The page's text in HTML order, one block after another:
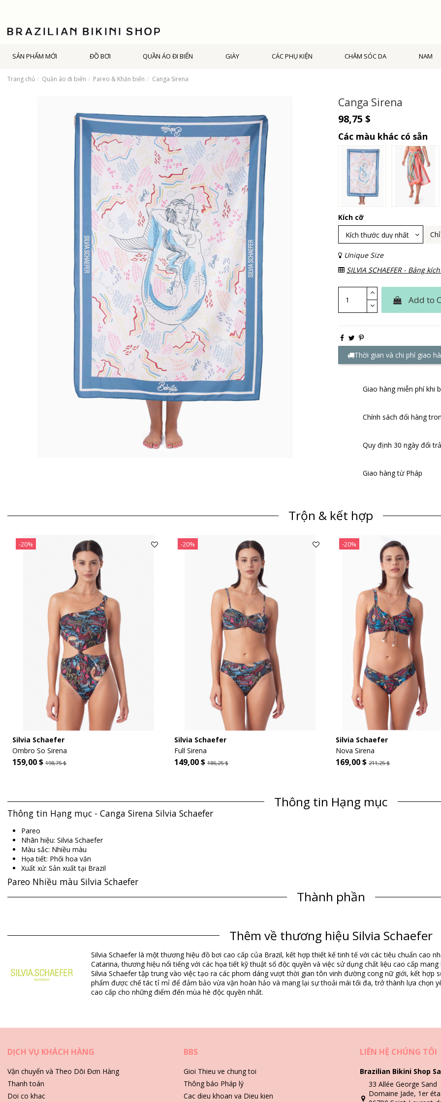
SẢN PHẨM MỚI ĐỒ BƠI QUẦN ÁO ĐI BIỂN GIÀY CÁC PHỤ KIỆN CHĂM SÓC DA NAM
Trang chủ Quần áo đi biển Pareo & Khăn biển Canga Sirena
Canga Sirena
98,75 $
Các màu khác có sẵn
Kích cỡ
Unique Size
SILVIA SCHAEFER - Bảng
Add to
Thời gian và chi phí giao
Giao hàng miễn phí khi
Chính sách đổi hàng
Quy định 30 ngày đổi
Giao hàng từ Pháp
Trộn & kết hợp
-20%
Silvia Schaefer
Ombro So Sirena
159,00 $ 198,75 $
-20%
Silvia Schaefer
Full Sirena
149,00 $186,25 $
-20%
Silvia Schaefer
Nova Sirena
169,00 $ 211,25 $
Thông tin Hạng mục
Thông tin Hạng mục - Canga Sirena Silvia Schaefer
Pareo
Nhãn hiệu: Silvia Schaefer
Màu sắc: Nhiều màu
Họa tiết: Phối hoa văn
Xuất xứ: Sản xuất tại Brazil
Pareo Nhiều màu Silvia Schaefer
Thành phần
Thông tin sản phẩm
Gói hàng bao gồm: 1 x Pareo (Các phụ kiện khác không đi kèm)
SKU: 198300430
EAN: Kích thước duy nhất (2345678035564)
Thông tin tham khảo về nhà cung cấp: 24.201.03
Trọng lượng: 220g / 0.48lb / 7.76oz
Hướng dẫn giặt & bảo quản
Mẹo bảo quản quần áo đi biển
Những lúc dạo biển, bạn không chỉ chọn cho mình bikini hay áo tắm mà kèm theo đó có thể là đầm, váy, áo dáng dài hay quần short
Thêm về thương hiệu Silvia Schaefer
Silvia Schaefer là một thương hiệu đồ bơi cao cấp của Brazil, kết hợp thiết kế tinh tế với các tiêu chuẩn cao
Catarina, thương hiệu nổi tiếng với các họa tiết kỹ thuật số độc quyền và việc sử dụng chất liệu cao cấp
Silvia Schaefer tập trung vào việc tạo ra các phom dáng vượt thời gian tôn vinh đường cong nữ giới, kết hợp
phẩm được chế tác tỉ mỉ để đảm bảo vừa vặn hoàn hảo và mang lại sự thoải mái tối đa, trở thành lựa chọn
cao cấp cho những điểm đến mùa hè độc quyền nhất.
DỊCH VỤ KHÁCH HÀNG
Vận chuyển và Theo Dõi Đơn Hàng
Thanh toán
Doi co khac
BBS
Gioi Thieu ve chung toi
Thông báo Pháp lý
Cac dieu khoan va Dieu kien
LIÊN HỆ CHÚNG TÔI
Brazilian Bikini Shop
33 Allée George Sand
Domaine Jade, 1er